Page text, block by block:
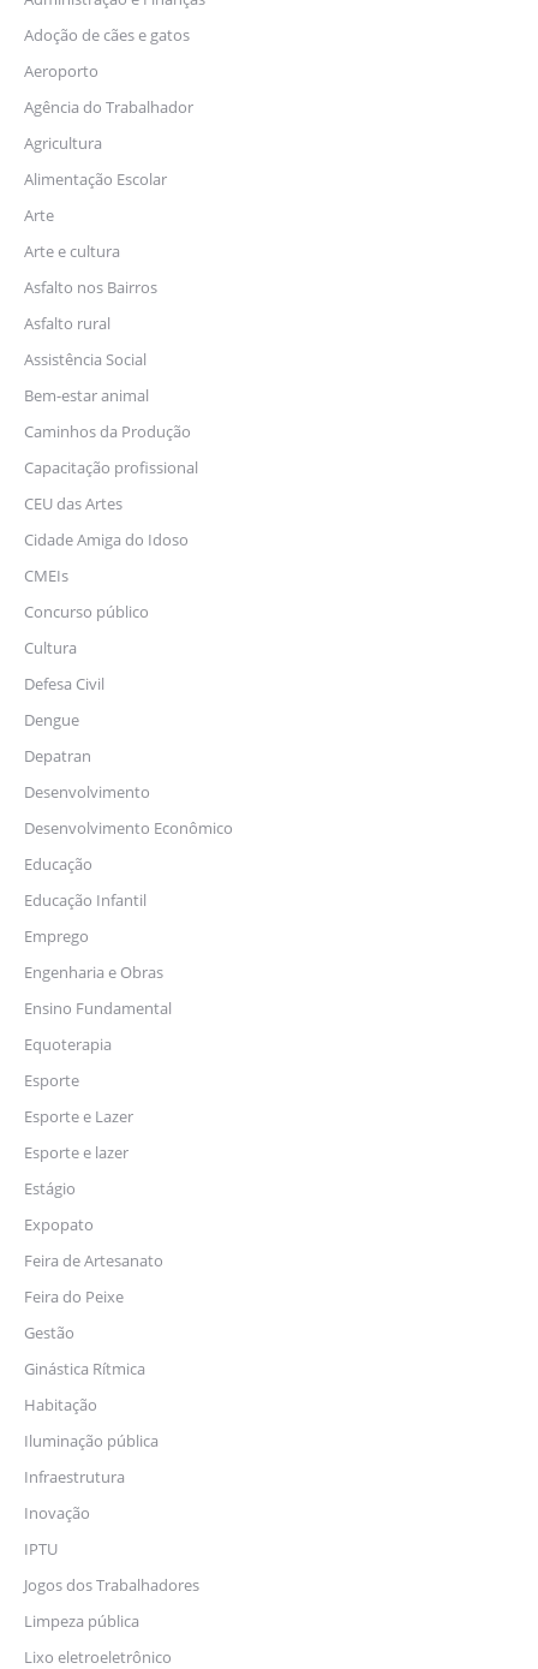
Adoção de cães e gatos
Aeroporto
Agência do Trabalhador
Agricultura
Alimentação Escolar
Arte
Arte e cultura
Asfalto nos Bairros
Asfalto rural
Assistência Social
Bem-estar animal
Caminhos da Produção
Capacitação profissional
CEU das Artes
Cidade Amiga do Idoso
CMEIs
Concurso público
Cultura
Defesa Civil
Dengue
Depatran
Desenvolvimento
Desenvolvimento Econômico
Educação
Educação Infantil
Emprego
Engenharia e Obras
Ensino Fundamental
Equoterapia
Esporte
Esporte e Lazer
Esporte e lazer
Estágio
Expopato
Feira de Artesanato
Feira do Peixe
Gestão
Ginástica Rítmica
Habitação
Iluminação pública
Infraestrutura
Inovação
IPTU
Jogos dos Trabalhadores
Limpeza pública
Lixo eletroeletrônico